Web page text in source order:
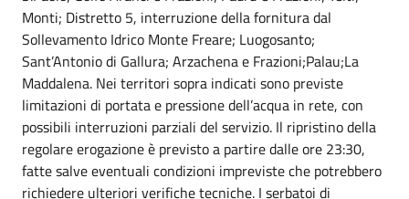
Monti; Distretto 5, interruzione della fornitura dal
Sollevamento Idrico Monte Freare; Luogosanto;
Sant’Antonio di Gallura; Arzachena e Frazioni;Palau;La
Maddalena. Nei territori sopra indicati sono previste
limitazioni di portata e pressione dell’acqua in rete, con
possibili interruzioni parziali del servizio. Il ripristino della
regolare erogazione è previsto a partire dalle ore 23:30,
fatte salve eventuali condizioni impreviste che potrebbero
richiedere ulteriori verifiche tecniche. I serbatoi di